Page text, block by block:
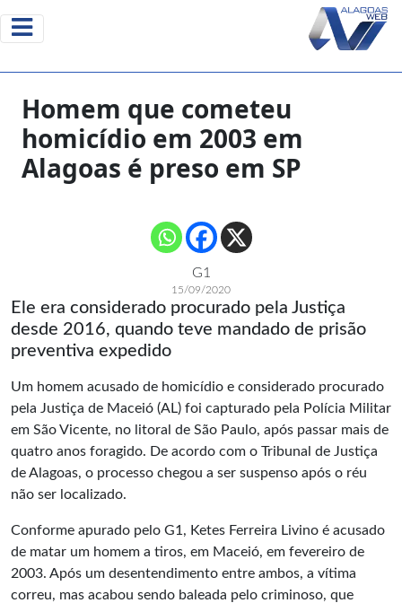
Homem que cometeu
homicídio em 2003 em
Alagoas é preso em SP
G1
15/09/2020
Ele era considerado procurado pela Justiça
desde 2016, quando teve mandado de prisão
preventiva expedido
Um homem acusado de homicídio e considerado procurado
pela Justiça de Maceió (AL) foi capturado pela Polícia Militar
em São Vicente, no litoral de São Paulo, após passar mais de
quatro anos foragido. De acordo com o Tribunal de Justiça
de Alagoas, o processo chegou a ser suspenso após o réu
não ser localizado.
Conforme apurado pelo G1, Ketes Ferreira Livino é acusado
de matar um homem a tiros, em Maceió, em fevereiro de
2003. Após um desentendimento entre ambos, a vítima
correu, mas acabou sendo baleada pelo criminoso, que